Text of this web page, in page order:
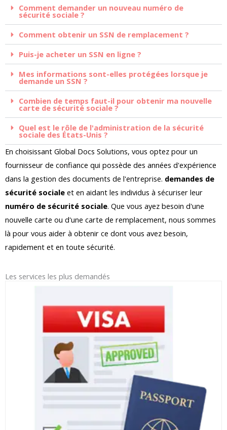
Comment demander un nouveau numéro de
sécurité sociale ?
Comment obtenir un SSN de remplacement ?
Puis-je acheter un SSN en ligne ?
Mes informations sont-elles protégées lorsque je
demande un SSN ?
Combien de temps faut-il pour obtenir ma nouvelle
carte de sécurité sociale ?
Quel est le rôle de l'administration de la sécurité
sociale des États-Unis ?
En choisissant Global Docs Solutions, vous optez pour un
fournisseur de confiance qui possède des années d'expérience
dans la gestion des documents de l'entreprise. demandes de
sécurité sociale et en aidant les individus à sécuriser leur
numéro de sécurité sociale. Que vous ayez besoin d'une
nouvelle carte ou d'une carte de remplacement, nous sommes
là pour vous aider à obtenir ce dont vous avez besoin,
rapidement et en toute sécurité.
Les services les plus demandés